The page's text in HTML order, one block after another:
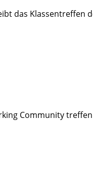
das Klassentreffen
Community